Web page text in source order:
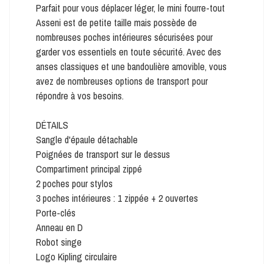
Parfait pour vous déplacer léger, le mini fourre-tout
Asseni est de petite taille mais possède de
nombreuses poches intérieures sécurisées pour
garder vos essentiels en toute sécurité. Avec des
anses classiques et une bandoulière amovible, vous
avez de nombreuses options de transport pour
répondre à vos besoins.
DÉTAILS
Sangle d'épaule détachable
Poignées de transport sur le dessus
Compartiment principal zippé
2 poches pour stylos
3 poches intérieures : 1 zippée + 2 ouvertes
Porte-clés
Anneau en D
Robot singe
Logo Kipling circulaire